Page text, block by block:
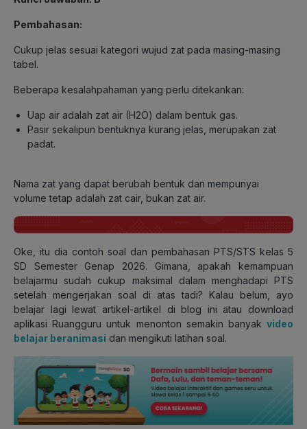
Pembahasan:
Cukup jelas sesuai kategori wujud zat pada masing-masing
tabel.
Beberapa kesalahpahaman yang perlu ditekankan:
Uap air adalah zat air (H2O) dalam bentuk gas.
Pasir sekalipun bentuknya kurang jelas, merupakan zat
padat.
Nama zat yang dapat berubah bentuk dan mempunyai
volume tetap adalah zat cair, bukan zat air.
Oke, itu dia contoh soal dan pembahasan PTS/STS kelas 5
SD Semester Genap 2026. Gimana, apakah kemampuan
belajarmu sudah cukup maksimal dalam menghadapi PTS
setelah mengerjakan soal di atas tadi? Kalau belum, ayo
belajar lagi lewat artikel-artikel di blog ini atau download
aplikasi Ruangguru untuk menonton semakin banyak video
belajar beranimasi dan mengikuti latihan soal.